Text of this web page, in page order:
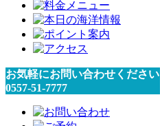
お気軽にお問い合わせください
0557-51-7777